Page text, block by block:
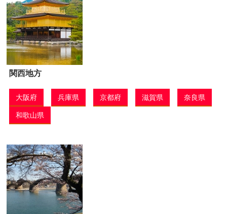
関西地方
大阪府 兵庫県 京都府 滋賀県
奈良県
和歌山県